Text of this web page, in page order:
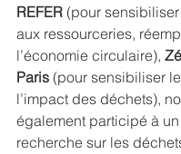
REFER (pour
aux ressourceries,
l’économie circulaire),
Paris (pour sensibiliser
l’impact des déchets),
également participé à
recherche sur les